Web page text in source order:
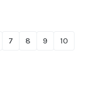
7 8 9 10